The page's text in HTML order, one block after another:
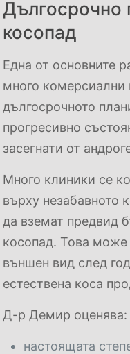
Дългосрочно
косопад
Една от основните
много комерсиални
дългосрочното
прогресивно
засегнати от
Много клиники се
върху незабавното
да вземат предвид
косопад. Това може
външен вид след
естествена коса
Д-р Демир оценява:
настоящата